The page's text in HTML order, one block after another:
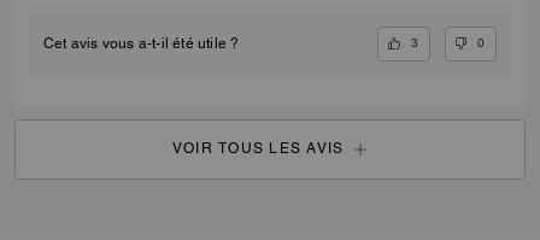
Cet avis vous a-t-il été utile ? 3 0
VOIR TOUS LES AVIS